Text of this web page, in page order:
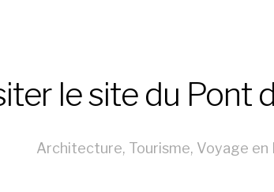
le site du Pont
Architecture, Tourisme, Voyage en